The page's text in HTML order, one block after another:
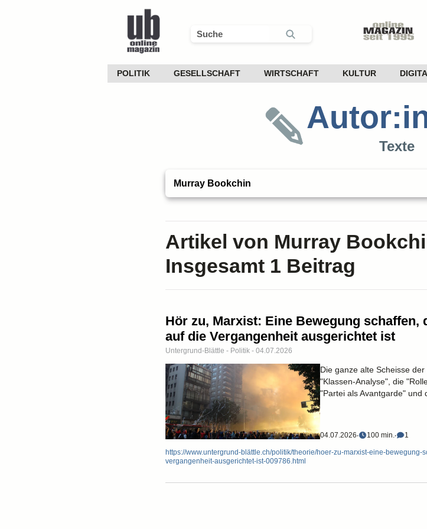
POLITIK GESELLSCHAFT WIRTSCHAFT KULTUR
Texte
Artikel von Murray
Insgesamt 1 Beitrag
Hör zu, Marxist: Eine Bewegung schaffen,
auf die Vergangenheit ausgerichtet ist
Untergrund-Blättle - Politik - 04.07.2026
Die ganze alte Scheisse
"Klassen-Analyse", die
"Partei als Avantgarde" und
04.07.2026‧ 100 min.‧ 1
https://www.untergrund-blättle.ch/politik/theorie/hoer-zu-marxist-eine-
vergangenheit-ausgerichtet-ist-009786.html